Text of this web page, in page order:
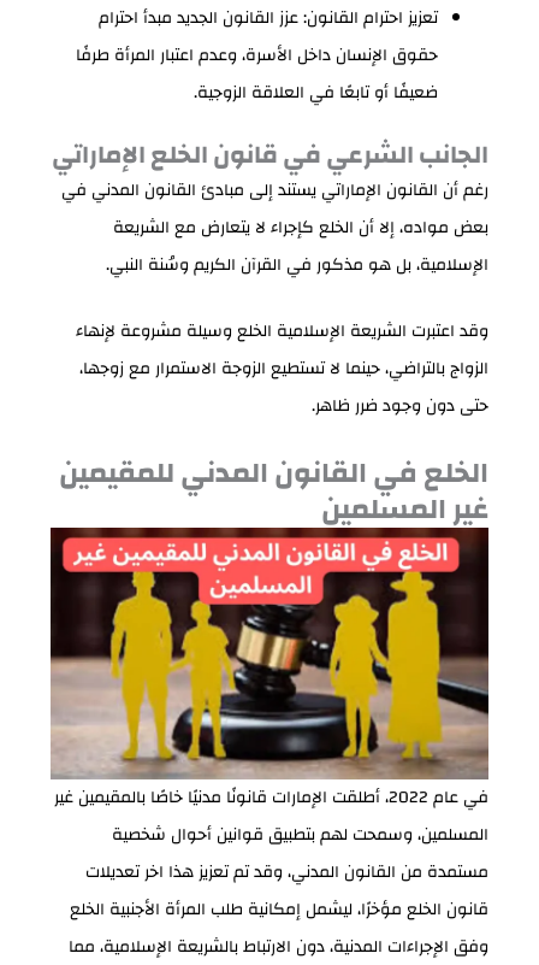
تعزيز احترام القانون: عزز القانون الجديد مبدأ احترام
حقوق الإنسان داخل الأسرة، وعدم اعتبار المرأة طرفًا
ضعيفًا أو تابعًا في العلاقة الزوجية.
الجانب الشرعي في قانون الخلع الإماراتي
رغم أن القانون الإماراتي يستند إلى مبادئ القانون المدني في
بعض مواده، إلا أن الخلع كإجراء لا يتعارض مع الشريعة
الإسلامية، بل هو مذكور في القرآن الكريم وسُنة النبي.
وقد اعتبرت الشريعة الإسلامية الخلع وسيلة مشروعة لإنهاء
الزواج بالتراضي، حينما لا تستطيع الزوجة الاستمرار مع زوجها،
حتى دون وجود ضرر ظاهر.
الخلع في القانون المدني للمقيمين
غير المسلمين
في عام 2022، أطلقت الإمارات قانونًا مدنيًا خاصًا بالمقيمين غير
المسلمين، وسمحت لهم بتطبيق قوانين أحوال شخصية
مستمدة من القانون المدني، وقد تم تعزيز هذا اخر تعديلات
قانون الخلع مؤخرًا، ليشمل إمكانية طلب المرأة الأجنبية الخلع
وفق الإجراءات المدنية، دون الارتباط بالشريعة الإسلامية، مما